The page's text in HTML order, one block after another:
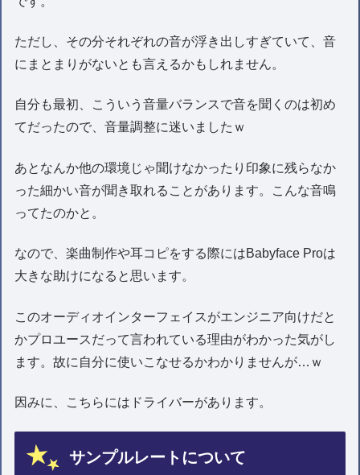
ただし、その分それぞれの音が浮き出しすぎていて、音
にまとまりがないとも言えるかもしれません。
自分も最初、こういう音量バランスで音を聞くのは初め
てだったので、音量調整に迷いましたｗ
あとなんか他の環境じゃ聞けなかったり印象に残らなか
った細かい音が聞き取れることがあります。こんな音鳴
ってたのかと。
なので、楽曲制作や耳コピをする際にはBabyface Proは
大きな助けになると思います。
このオーディオインターフェイスがエンジニア向けだと
かプロユースだって言われている理由がわかった気がし
ます。故に自分に使いこなせるかわかりませんが…ｗ
因みに、こちらにはドライバーがあります。
サンプルレートについて